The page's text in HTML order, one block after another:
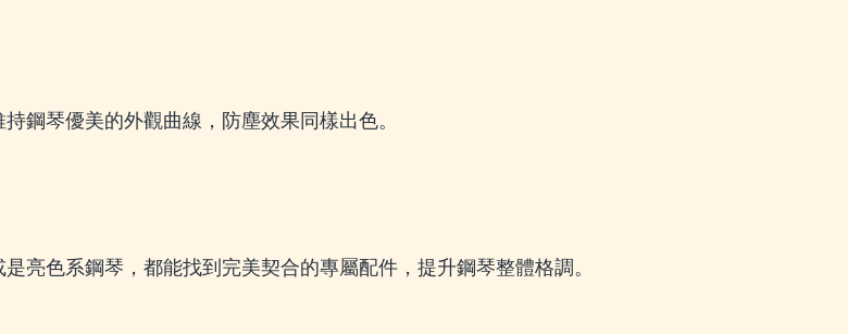
鋼琴優美的外觀曲線，防塵效果同樣出色。
亮色系鋼琴，都能找到完美契合的專屬配件，提升鋼琴整體格調。